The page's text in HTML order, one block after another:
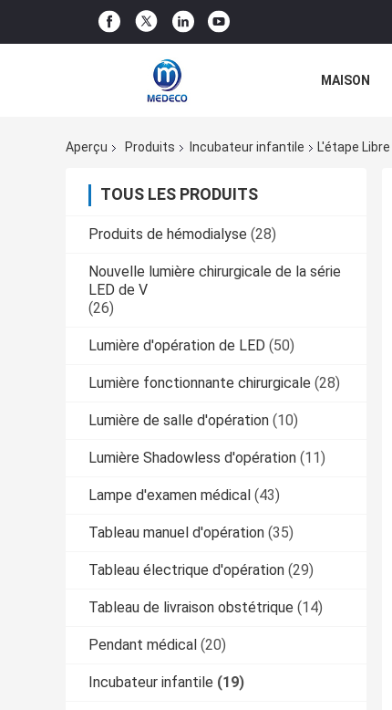
MAISON
Aperçu Produits Incubateur infantile L'étape
TOUS LES PRODUITS
Produits de hémodialyse (28)
Nouvelle lumière chirurgicale de la série
LED de V
(26)
Lumière d'opération de LED (50)
Lumière fonctionnante chirurgicale (28)
Lumière de salle d'opération (10)
Lumière Shadowless d'opération (11)
Lampe d'examen médical (43)
Tableau manuel d'opération (35)
Tableau électrique d'opération (29)
Tableau de livraison obstétrique (14)
Pendant médical (20)
Incubateur infantile (19)